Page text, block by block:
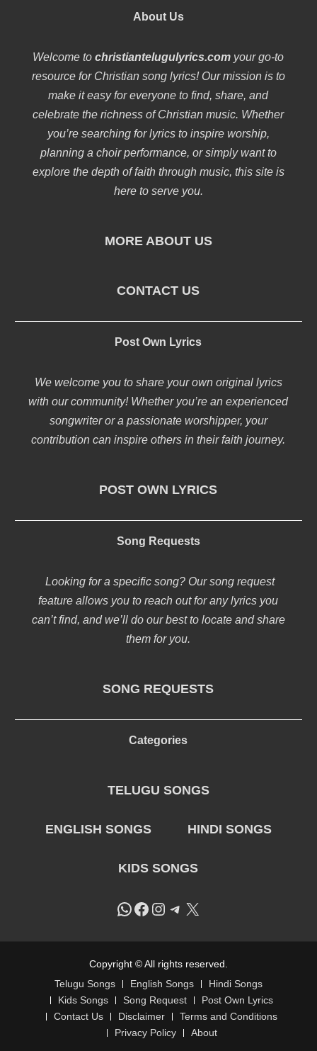
About Us
Welcome tochristiantelugulyrics.com your go-to
resource for Christian song lyrics! Our mission is to
make it easy for everyone to find, share, and
celebrate the richness of Christian music. Whether
you’re searching for lyrics to inspire worship,
planning a choir performance, or simply want to
explore the depth of faith through music, this site is
here to serve you.
MORE ABOUT US
CONTACT US
Post Own Lyrics
We welcome you to share your own original lyrics
with our community! Whether you’re an experienced
songwriter or a passionate worshipper, your
contribution can inspire others in their faith journey.
POST OWN LYRICS
Song Requests
Looking for a specific song? Our song request
feature allows you to reach out for any lyrics you
can’t find, and we’ll do our best to locate and share
them for you.
SONG REQUESTS
Categories
TELUGU SONGS
ENGLISH SONGS HINDI SONGS
KIDS SONGS
WhatsApp
Facebook
Instagram
Telegram
X
Copyright © All rights reserved.
Telugu Songs
English Songs
Hindi Songs
Kids Songs
Song Request
Post Own Lyrics
Contact Us
Disclaimer
Terms and Conditions
Privacy Policy
About